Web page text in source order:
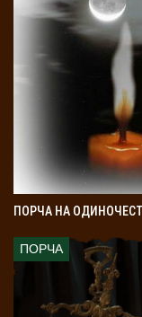
ПОРЧА НА
ПОРЧА